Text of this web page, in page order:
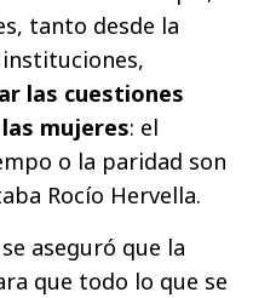
tanto desde la
las cuestiones
mujeres: el
o la paridad son
Rocío Hervella.
aseguró que la
que todo lo que se